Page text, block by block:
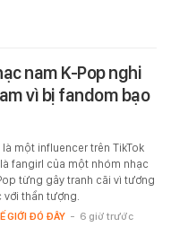
nam K-Pop nghi
vì bị fandom bạo
là một influencer trên TikTok
fangirl của một nhóm nhạc
từng gây tranh cãi vì tương
với thần tượng.
GIỚI ĐÓ ĐÂY - 6 giờ trước